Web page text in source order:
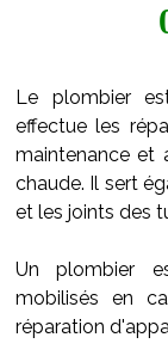
Le plombier
effectue les
maintenance et
chaude. Il sert
et les joints des
Un plombier
mobilisés en
réparation